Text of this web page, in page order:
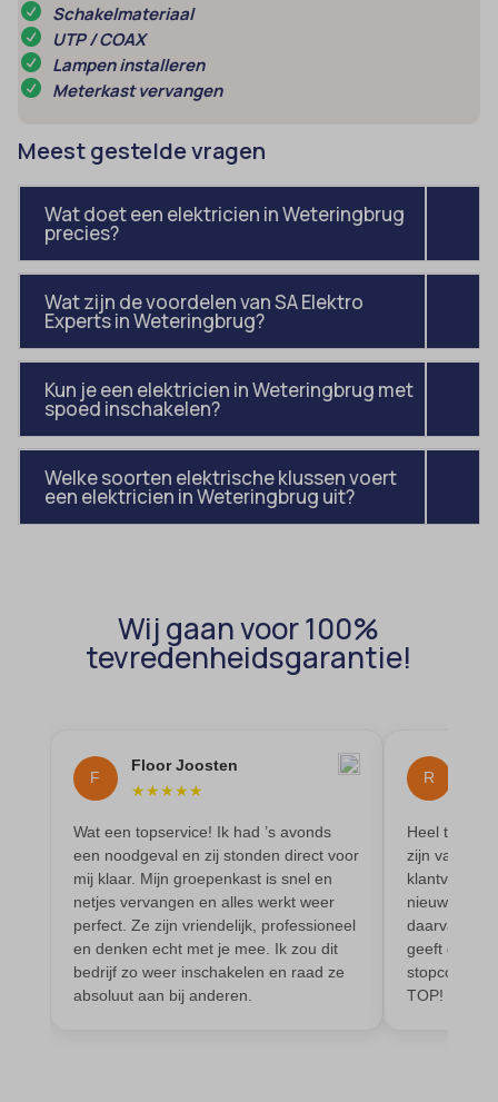
Schakelmateriaal
UTP / COAX
Lampen installeren
Meterkast vervangen
Meest gestelde vragen
Wat doet een elektricien in Weteringbrug
precies?
Wat zijn de voordelen van SA Elektro
Experts in Weteringbrug?
Kun je een elektricien in Weteringbrug met
spoed inschakelen?
Welke soorten elektrische klussen voert
een elektricien in Weteringbrug uit?
Wij gaan voor 100%
tevredenheidsgarantie!
F
Floor Joosten
★★★★★
Wat een topservice! Ik had ’s avonds
een noodgeval en zij stonden direct voor
mij klaar. Mijn groepenkast is snel en
netjes vervangen en alles werkt weer
perfect. Ze zijn vriendelijk, professioneel
en denken echt met je mee. Ik zou dit
bedrijf zo weer inschakelen en raad ze
absoluut aan bij anderen.
R
Heel
zijn vak, is
nieuwe
daarvan.
geeft goed
TOP!
snconsent
ssm_au_c
tarteaucitron
twCookieConsent
wpc*